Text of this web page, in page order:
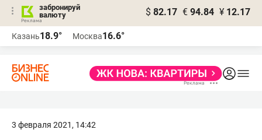
забронируй
валюту
$ 82.17 € 94.84 ¥ 12.17
Казань18.9° Москва16.6°
3 февраля 2021, 14:42